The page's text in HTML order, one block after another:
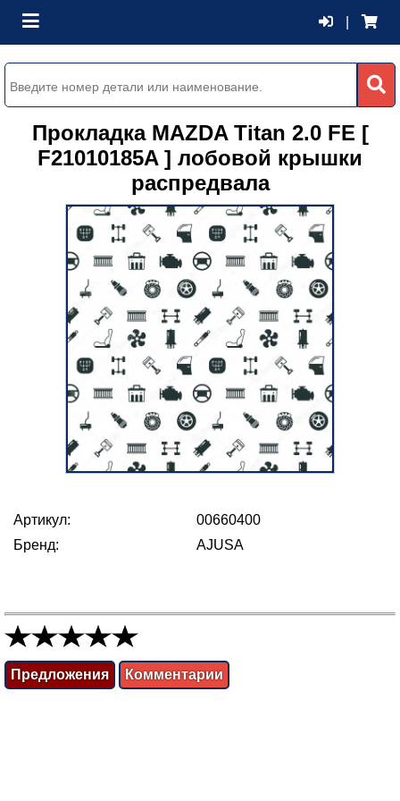
Прокладка MAZDA Titan 2.0 FE [
F21010185A ] лобовой крышки
распредвала
Артикул:
00660400
Бренд:
AJUSA
Предложения Комментарии